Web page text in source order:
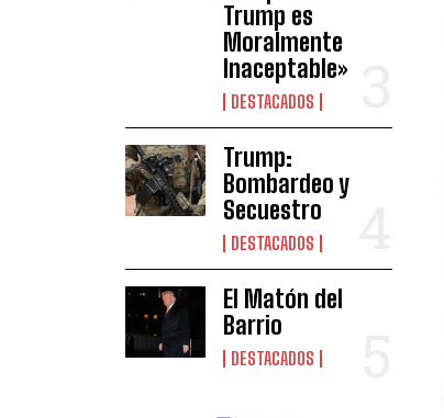
Trump es
Moralmente
Inaceptable»
DESTACADOS
Trump:
Bombardeo y
Secuestro
DESTACADOS
El Matón del
Barrio
DESTACADOS